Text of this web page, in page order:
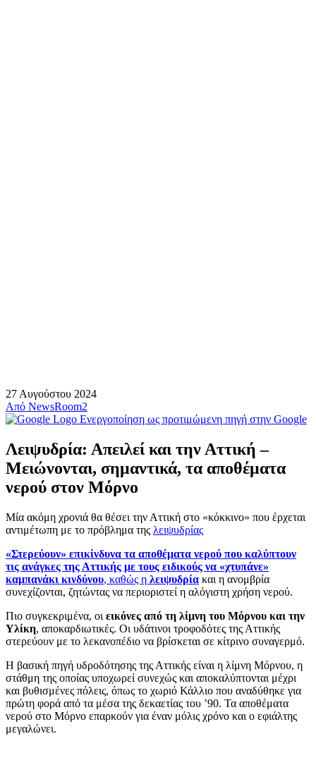
27 Αυγούστου 2024
Από NewsRoom2
Ενεργοποίηση ως προτιμώμενη πηγή στην Google
Λειψυδρία: Απειλεί και την Αττική –
Μειώνονται, σημαντικά, τα αποθέματα
νερού στον Μόρνο
Μία ακόμη χρονιά θα θέσει την Αττική στο «κόκκινο» που έρχεται
αντιμέτωπη με το πρόβλημα της λειψυδρίας
«Στερεύουν» επικίνδυνα τα αποθέματα νερού που καλύπτουν
τις ανάγκες της Αττικής με τους ειδικούς να «χτυπάνε»
καμπανάκι κινδύνου, καθώς η λειψυδρία και η ανομβρία
συνεχίζονται, ζητώντας να περιοριστεί η αλόγιστη χρήση νερού.
Πιο συγκεκριμένα, οι εικόνες από τη λίμνη του Μόρνου και την
Υλίκη, αποκαρδιωτικές. Οι υδάτινοι τροφοδότες της Αττικής
στερεύουν με το λεκανοπέδιο να βρίσκεται σε κίτρινο συναγερμό.
Η βασική πηγή υδροδότησης της Αττικής είναι η λίμνη Μόρνου, η
στάθμη της οποίας υποχωρεί συνεχώς και αποκαλύπτονται μέχρι
και βυθισμένες πόλεις, όπως το χωριό Κάλλιο που αναδύθηκε για
πρώτη φορά από τα μέσα της δεκαετίας του ’90. Τα αποθέματα
νερού στο Μόρνο επαρκούν για έναν μόλις χρόνο και ο εφιάλτης
μεγαλώνει.